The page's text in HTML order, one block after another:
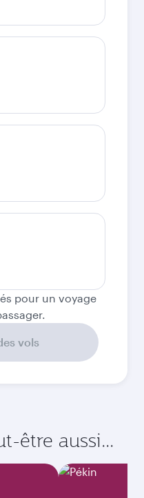
pour un voyage
vols
être aussi...